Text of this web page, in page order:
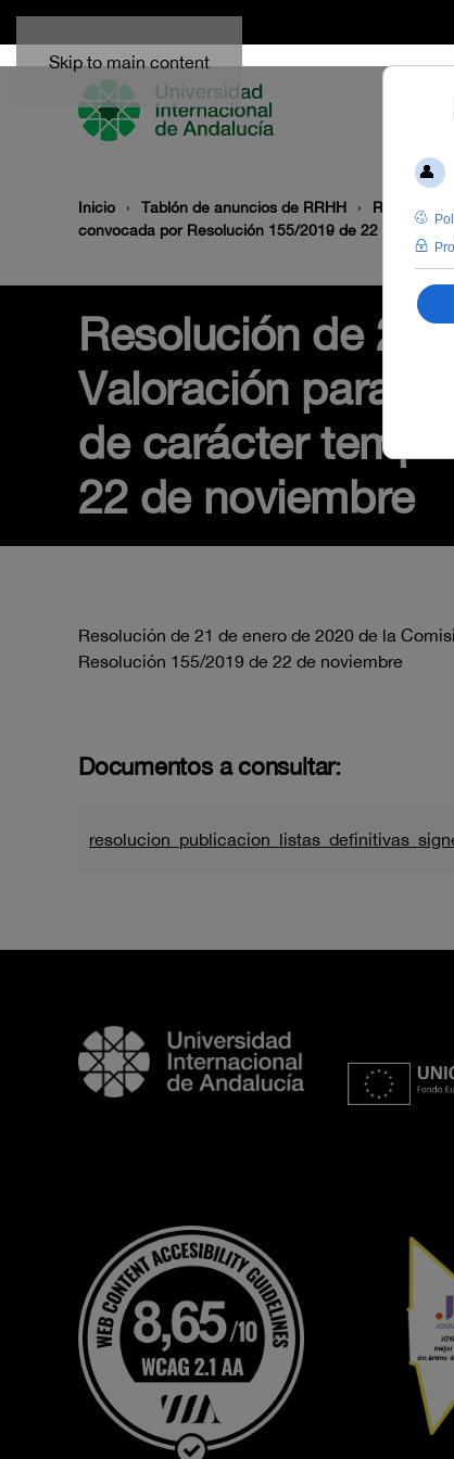
Skip to main content
Inicio Tablón de anuncios de RRHH
convocada por Resolución 155/2019 de 22 de
Resolución de 21
Valoración para
de carácter
22 de noviembre
Resolución de 21 de enero de 2020 de la
Resolución 155/2019 de 22 de noviembre
Documentos a consultar: